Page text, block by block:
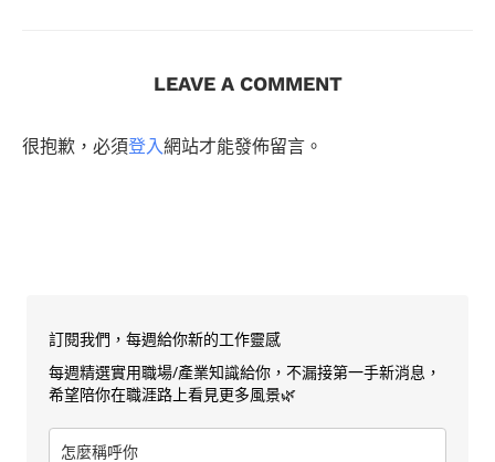
LEAVE A COMMENT
很抱歉，必須登入網站才能發佈留言。
訂閱我們，每週給你新的工作靈感
每週精選實用職場/產業知識給你，不漏接第一手新消息，
希望陪你在職涯路上看見更多風景🌿